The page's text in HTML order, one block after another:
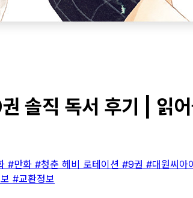
솔직 독서 후기 | 읽
#만화 #청춘 헤비 로테이션 #9권 #대원씨아
#교환정보